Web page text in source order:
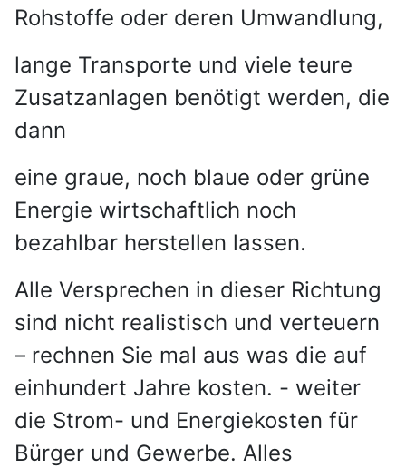
Rohstoffe oder deren Umwandlung,
lange Transporte und viele teure
Zusatzanlagen benötigt werden, die
dann
eine graue, noch blaue oder grüne
Energie wirtschaftlich noch
bezahlbar herstellen lassen.
Alle Versprechen in dieser Richtung
sind nicht realistisch und verteuern
– rechnen Sie mal aus was die auf
einhundert Jahre kosten. - weiter
die Strom- und Energiekosten für
Bürger und Gewerbe. Alles